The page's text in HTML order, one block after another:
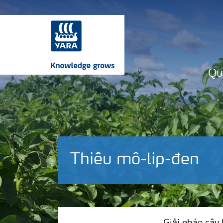
Thiếu mô-lip-đen
Giải pháp cây trồng